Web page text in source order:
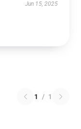
Jun 15, 2025
1 / 1